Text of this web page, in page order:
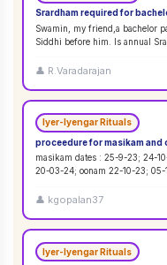
Srardham required for
Swamin, my friend,a bachelor passed
Siddhi before him. Is annual
👤 R.Varadarajan
Iyer-Iyengar Rituals
proceedure for masikam and
masikam dates : 25-9-23; 24-
👤 kgopalan37
Iyer-Iyengar Rituals